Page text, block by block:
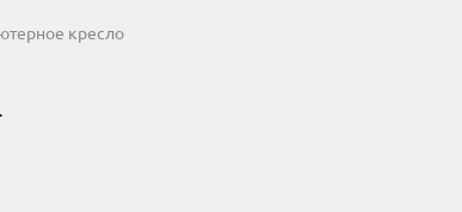
кресло